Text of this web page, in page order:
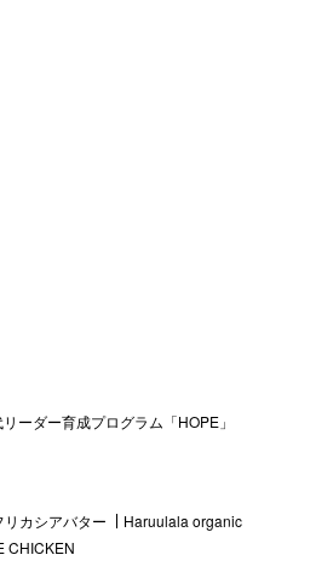
ーダー育成プログラム「HOPE」
リカシアバター
Haruulala organic
CHICKEN